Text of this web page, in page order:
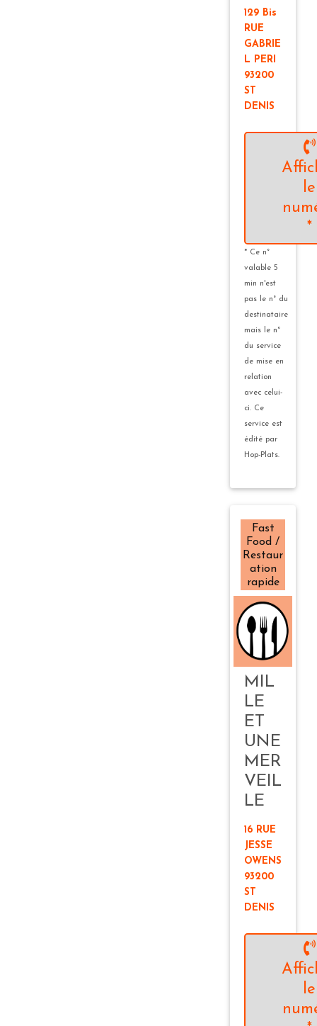
129 Bis
RUE
GABRIE
L PERI
93200
ST
DENIS
le
*
* Ce n°
valable 5
min n'est
pas le n° du
destinataire
mais le n°
du service
de mise en
relation
avec celui-
ci. Ce
service est
édité par
Hop-Plats.
Fast
Food /
Restaur
ation
rapide
MIL
LE
ET
UNE
MER
VEIL
LE
16 RUE
JESSE
OWENS
93200
ST
DENIS
le